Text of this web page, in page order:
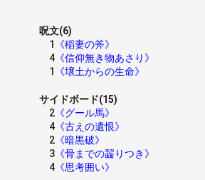
呪文(6)
1
《稲妻の斧》
4 《信仰無き物あさり》
1
《壌土からの生命》
サイドボード(15)
2 《グール馬》
4 《古えの遺恨》
2 《暗黒破》
3 《骨までの齧りつき》
4 《思考囲い》